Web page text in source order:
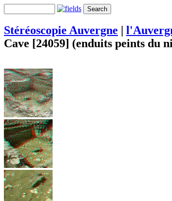
Stéréoscopie Auvergne |
Cave [24059] (enduits peints du